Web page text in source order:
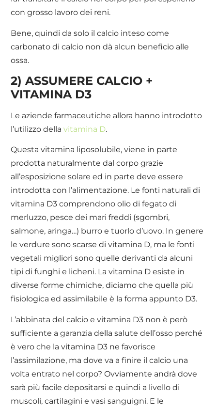
con grosso lavoro dei reni.
Bene, quindi da solo il calcio inteso come
carbonato di calcio non dà alcun beneficio alle
ossa.
2) ASSUMERE CALCIO +
VITAMINA D3
Le aziende farmaceutiche allora hanno introdotto
l’utilizzo dellavitamina D.
Questa vitamina liposolubile, viene in parte
prodotta naturalmente dal corpo grazie
all’esposizione solare ed in parte deve essere
introdotta con l’alimentazione. Le fonti naturali di
vitamina D3 comprendono olio di fegato di
merluzzo, pesce dei mari freddi (sgombri,
salmone, aringa…) burro e tuorlo d’uovo. In genere
le verdure sono scarse di vitamina D, ma le fonti
vegetali migliori sono quelle derivanti da alcuni
tipi di funghi e licheni. La vitamina D esiste in
diverse forme chimiche, diciamo che quella più
fisiologica ed assimilabile è la forma appunto D3.
L’abbinata del calcio e vitamina D3 non è però
sufficiente a garanzia della salute dell’osso perché
è vero che la vitamina D3 ne favorisce
l’assimilazione, ma dove va a finire il calcio una
volta entrato nel corpo? Ovviamente andrà dove
sarà più facile depositarsi e quindi a livello di
muscoli, cartilagini e vasi sanguigni. E le